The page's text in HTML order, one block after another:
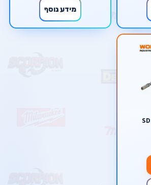
מידע נוסף